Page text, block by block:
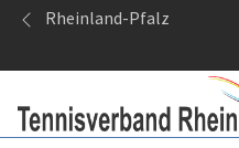
Springe zum Seiteninhalt
Rheinland-Pfalz